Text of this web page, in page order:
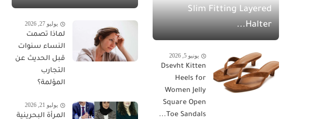
Slim Fitting Layered
Halter...
يونيو 5, 2026
Dsevht Kitten
Heels for
Women Jelly
Square Open
Toe Sandals...
يوليو 27, 2026
لماذا تصمت
النساء سنوات
قبل الحديث عن
التجارب
المؤلمة؟
يوليو 21, 2026
المرأة البحرينية